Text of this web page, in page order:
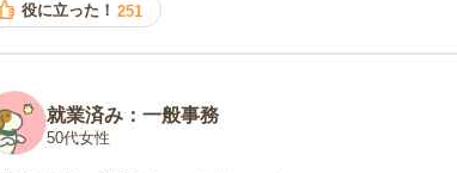
役に立った！ 251
就業済み：一般事務
50代女性